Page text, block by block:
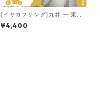
[イヤカフリング]九井 一 東京
リベンジャーズ
¥4,400